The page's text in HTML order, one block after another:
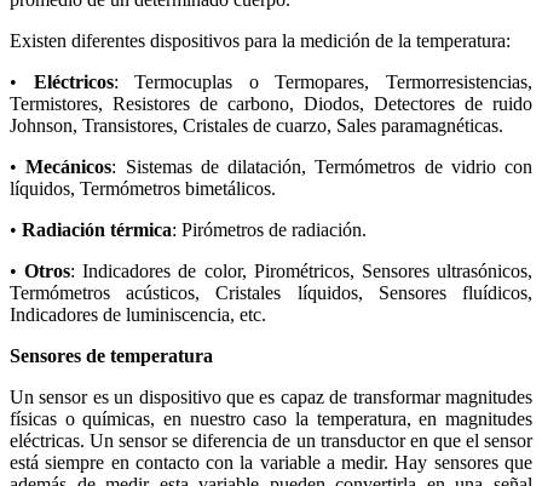
Existen diferentes dispositivos para la medición de la temperatura:
• Eléctricos: Termocuplas o Termopares, Termorresistencias,
Termistores, Resistores de carbono, Diodos, Detectores de ruido
Johnson, Transistores, Cristales de cuarzo, Sales paramagnéticas.
•Mecánicos: Sistemas de dilatación, Termómetros de vidrio con
líquidos, Termómetros bimetálicos.
• Radiación térmica: Pirómetros de radiación.
•Otros: Indicadores de color, Pirométricos, Sensores ultrasónicos,
Termómetros acústicos, Cristales líquidos, Sensores fluídicos,
Indicadores de luminiscencia, etc.
Sensores de temperatura
Un sensor es un dispositivo que es capaz de transformar magnitudes
físicas o químicas, en nuestro caso la temperatura, en magnitudes
eléctricas. Un sensor se diferencia de un transductor en que el sensor
está siempre en contacto con la variable a medir. Hay sensores que